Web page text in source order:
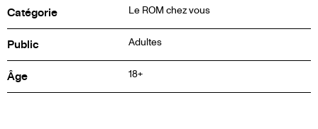
Catégorie Le ROM chez vous
Public Adultes
Âge 18+